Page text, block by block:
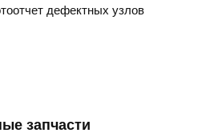
дефектных узлов
запчасти